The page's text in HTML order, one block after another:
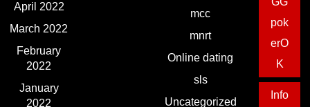
April 2022
March 2022
February
2022
January
2022
mcc
mnrt
Online dating
sls
Uncategorized
pok
erO
K
Info